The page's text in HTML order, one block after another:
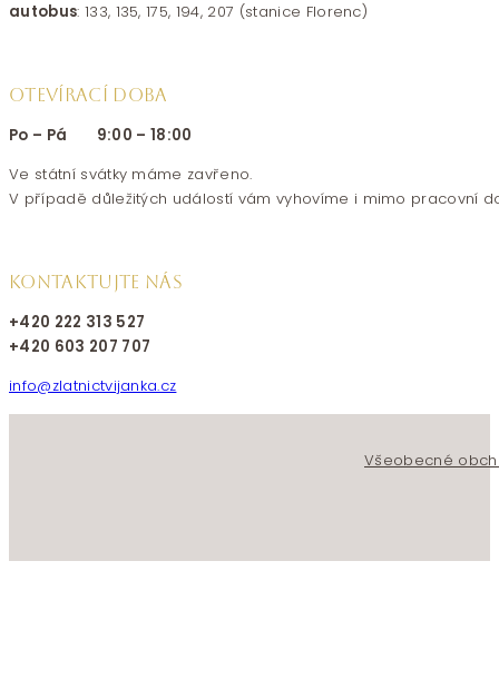
autobus: 133, 135, 175, 194, 207 (stanice Florenc)
OTEVÍRACÍ DOBA
Po – Pá 9:00 – 18:00
Ve státní svátky máme zavřeno.
V případě důležitých událostí vám vyhovíme i mimo pracovní
KONTAKTUJTE NÁS
+420 222 313 527
+420 603 207 707
info@zlatnictvijanka.cz
Všeobecné